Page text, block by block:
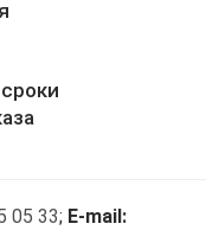
05 33; E-mail: